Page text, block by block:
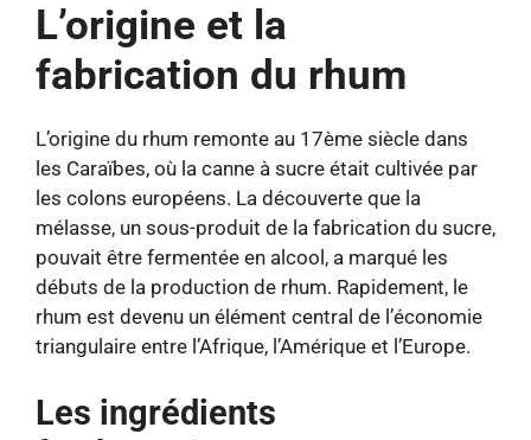
L’origine et la
fabrication du rhum
L’origine du rhum remonte au 17ème siècle dans
les Caraïbes, où la canne à sucre était cultivée par
les colons européens. La découverte que la
mélasse, un sous-produit de la fabrication du sucre,
pouvait être fermentée en alcool, a marqué les
débuts de la production de rhum. Rapidement, le
rhum est devenu un élément central de l’économie
triangulaire entre l’Afrique, l’Amérique et l’Europe.
Les ingrédients